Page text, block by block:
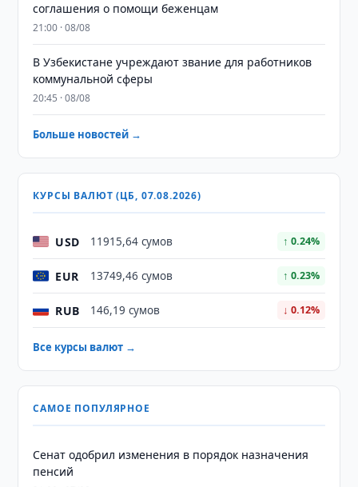
соглашения о помощи беженцам
21:00 · 08/08
В Узбекистане учреждают звание для работников
коммунальной сферы
20:45 · 08/08
Больше новостей →
КУРСЫ ВАЛЮТ (ЦБ, 07.08.2026)
USD 11915,64 сумов ↑ 0.24%
EUR 13749,46 сумов ↑ 0.23%
RUB 146,19 сумов ↓ 0.12%
Все курсы валют →
САМОЕ ПОПУЛЯРНОЕ
Сенат одобрил изменения в порядок назначения
пенсий